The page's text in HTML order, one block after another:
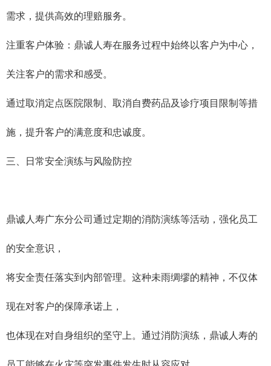
需求，提供高效的理赔服务。
注重客户体验‌：鼎诚人寿在服务过程中始终以客户为中心，
关注客户的需求和感受。
通过取消定点医院限制、取消自费药品及诊疗项目限制等措
施，提升客户的满意度和忠诚度。
三、日常安全演练与风险防控
鼎诚人寿广东分公司通过定期的消防演练等活动，强化员工
的安全意识，
将安全责任落实到内部管理。这种未雨绸缪的精神，不仅体
现在对客户的保障承诺上，
也体现在对自身组织的坚守上。通过消防演练，鼎诚人寿的